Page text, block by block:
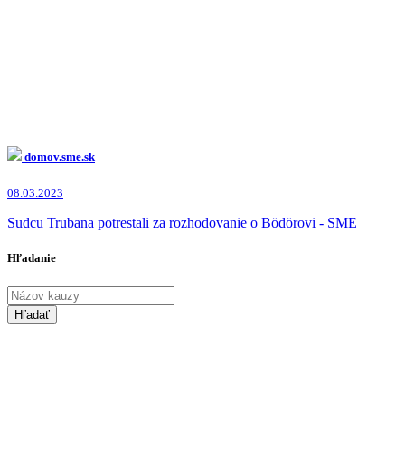
domov.sme.sk
08.03.2023
Sudcu Trubana potrestali za rozhodovanie o Bödörovi - SME
Hľadanie